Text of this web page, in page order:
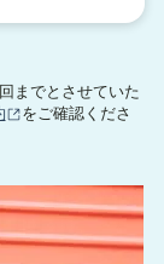
までとさせていた
（別ウィンドウで
をご確認くださ